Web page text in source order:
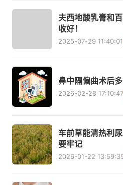
夫西地酸乳膏和
收好！
2025-07-29 11:40:01
鼻中隔偏曲术后
2026-02-28 17:10:47
车前草能清热利
要牢记
2026-01-22